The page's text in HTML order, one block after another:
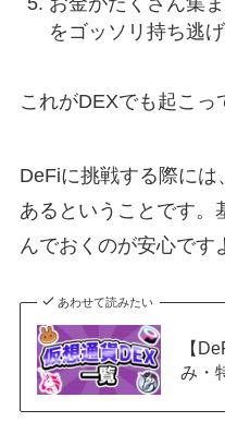
をゴッソリ持ち逃
これがDEXでも起こっ
DeFiに挑戦する際に
あるということです。
んでおくのが安心です
あわせて読みたい
【
み・